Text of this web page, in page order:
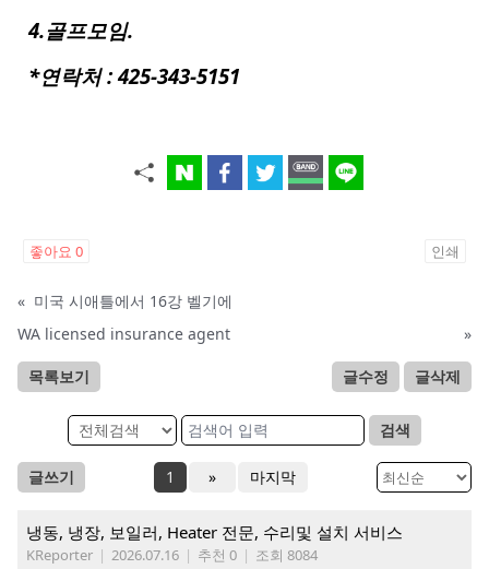
4.골프모임.
*연락처 : 425-343-5151
좋아요 0 인쇄
« 미국 시애틀에서 16강 벨기에
WA licensed insurance agent
»
목록보기 글수정 글삭제
검색
글쓰기 1 » 마지막
냉동, 냉장, 보일러, Heater 전문, 수리및 설치 서비스
KReporter | 2026.07.16 | 추천 0 | 조회 8084